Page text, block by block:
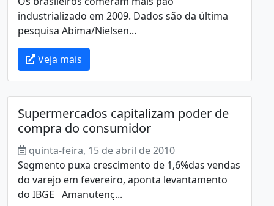
industrializado em 2009. Dados são da última
pesquisa Abima/Nielsen...
Veja mais
Supermercados capitalizam poder de
compra do consumidor
quinta-feira, 15 de abril de 2010
Segmento puxa crescimento de 1,6%das vendas
do varejo em fevereiro, aponta levantamento
do IBGE Amanutenç...